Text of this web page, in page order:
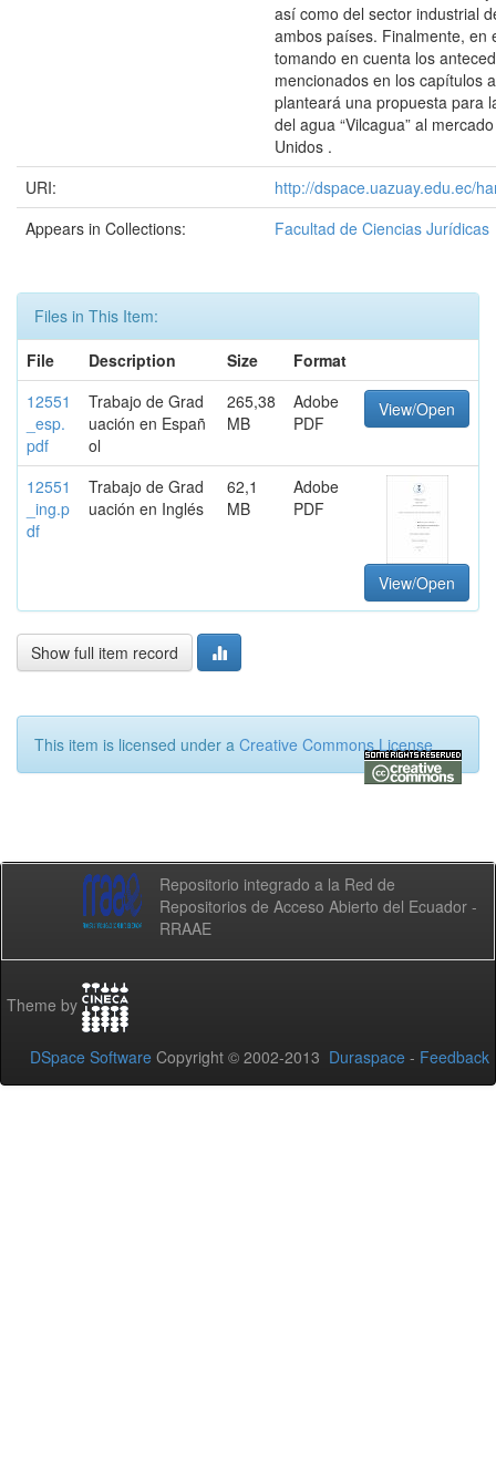
así como del sector industrial
ambos países. Finalmente, en
tomando en cuenta los
mencionados en los capítulos
planteará una propuesta para
del agua “Vilcagua” al
Unidos .
URI:
http://dspace.uazuay.edu.ec/
Appears in Collections:
Facultad de Ciencias Jurídicas
Files in This Item:
File
Description Size
Format
12551
_esp.
pdf
Trabajo de Grad
uación en Españ
ol
265,38
MB
Adobe
PDF
View/Open
12551
_ing.p
df
Trabajo de Grad
uación en Inglés
62,1
MB
Adobe
PDF
View/Open
Show full item record
This item is licensed under a Creative Commons License
Repositorio integrado a la Red de
Repositorios de Acceso Abierto del Ecuador -
RRAAE
Theme by
DSpace Software Copyright © 2002-2013 Duraspace - Feedback